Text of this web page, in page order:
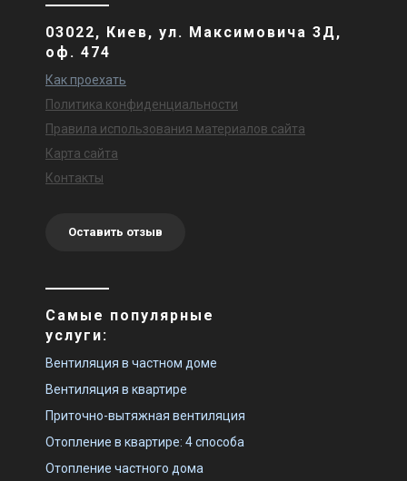
03022, Киев, ул. Максимовича 3Д,
оф. 474
Как проехать
Политика конфиденциальности
Правила использования материалов сайта
Карта сайта
Контакты
Оставить отзыв
Самые популярные
услуги:
Вентиляция в частном доме
Вентиляция в квартире
Приточно-вытяжная вентиляция
Отопление в квартире: 4 способа
Отопление частного дома